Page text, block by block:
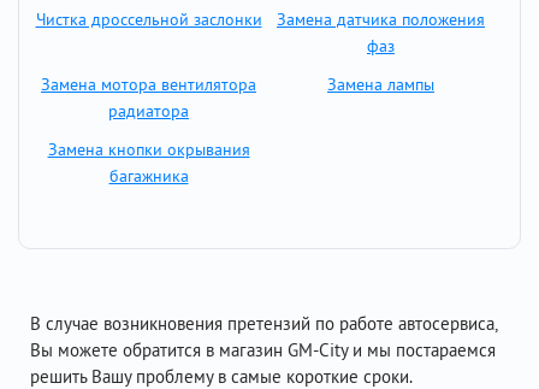
Чистка дроссельной заслонки
Замена датчика положения
фаз
Замена мотора вентилятора
радиатора
Замена лампы
Замена кнопки окрывания
багажника
В случае возникновения претензий по работе автосервиса,
Вы можете обратится в магазин GM-City и мы постараемся
решить Вашу проблему в самые короткие сроки.